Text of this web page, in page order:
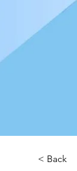
< Back